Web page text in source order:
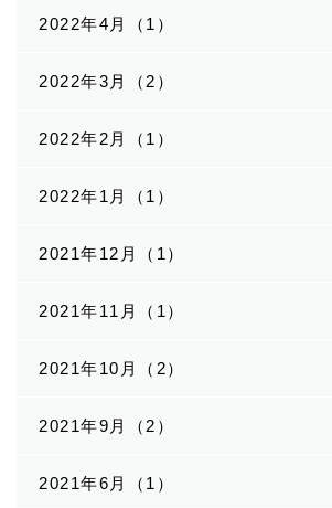
2022年4月（1）
2022年3月（2）
2022年2月（1）
2022年1月（1）
2021年12月（1）
2021年11月（1）
2021年10月（2）
2021年9月（2）
2021年6月（1）